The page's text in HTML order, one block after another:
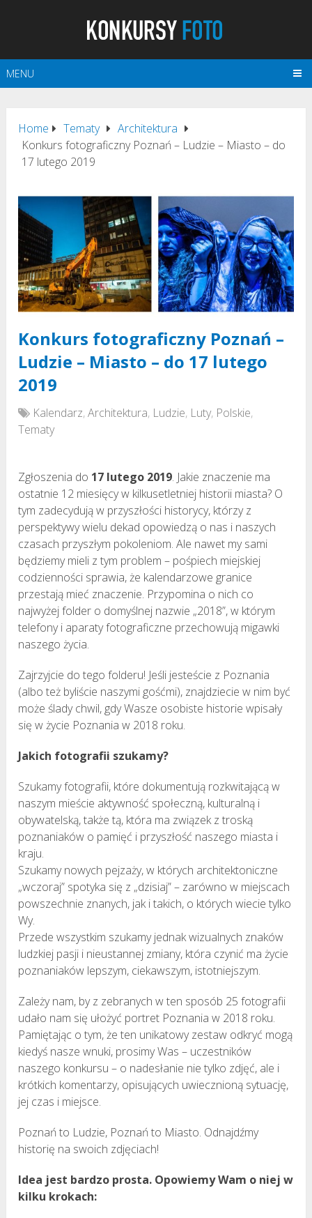
MENU
Home Tematy
Architektura
Konkurs fotograficzny Poznań – Ludzie – Miasto – do
17 lutego 2019
Konkurs fotograficzny Poznań –
Ludzie – Miasto – do 17 lutego
2019
Kalendarz,Architektura, Ludzie, Luty, Polskie,
Tematy
Zgłoszenia do 17 lutego 2019. Jakie znaczenie ma
ostatnie 12 miesięcy w kilkusetletniej historii miasta? O
tym zadecydują w przyszłości historycy, którzy z
perspektywy wielu dekad opowiedzą o nas i naszych
czasach przyszłym pokoleniom. Ale nawet my sami
będziemy mieli z tym problem – pośpiech miejskiej
codzienności sprawia, że kalendarzowe granice
przestają mieć znaczenie. Przypomina o nich co
najwyżej folder o domyślnej nazwie „2018”, w którym
telefony i aparaty fotograficzne przechowują migawki
naszego życia.
Zajrzyjcie do tego folderu! Jeśli jesteście z Poznania
(albo też byliście naszymi gośćmi), znajdziecie w nim być
może ślady chwil, gdy Wasze osobiste historie wpisały
się w życie Poznania w 2018 roku.
Jakich fotografii szukamy?
Szukamy fotografii, które dokumentują rozkwitającą w
naszym mieście aktywność społeczną, kulturalną i
obywatelską, także tą, która ma związek z troską
poznaniaków o pamięć i przyszłość naszego miasta i
kraju.
Szukamy nowych pejzaży, w których architektoniczne
„wczoraj” spotyka się z „dzisiaj” – zarówno w miejscach
powszechnie znanych, jak i takich, o których wiecie tylko
Wy.
Przede wszystkim szukamy jednak wizualnych znaków
ludzkiej pasji i nieustannej zmiany, która czynić ma życie
poznaniaków lepszym, ciekawszym, istotniejszym.
Zależy nam, by z zebranych w ten sposób 25 fotografii
udało nam się ułożyć portret Poznania w 2018 roku.
Pamiętając o tym, że ten unikatowy zestaw odkryć mogą
kiedyś nasze wnuki, prosimy Was – uczestników
naszego konkursu – o nadesłanie nie tylko zdjęć, ale i
krótkich komentarzy, opisujących uwiecznioną sytuację,
jej czas i miejsce.
Poznań to Ludzie, Poznań to Miasto. Odnajdźmy
historię na swoich zdjęciach!
Idea jest bardzo prosta. Opowiemy Wam o niej w
kilku krokach: